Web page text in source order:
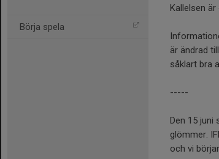
Börja spela
Kallelsen är
är ändrad
såklart bra
-----
Den 15 juni
glömmer.
och vi